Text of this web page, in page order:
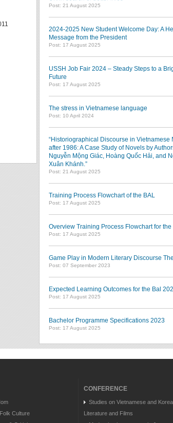
Post: 21 August 2025
2024-2025 New Student Welcome Day: A
Message from the President
Post: 17 August 2025
USSH Job Fair 2024 – Steady Steps to a
Future
Post: 17 August 2025
The stress in Vietnamese language
Post: 10 April 2024
“Historiographical Discourse in Vietnamese
after 1986: A Case Study of Novels by
Nguyễn Mộng Giác, Hoàng Quốc Hải, and
Xuân Khánh.”
Post: 21 August 2025
Training Process Flowchart of the BAL
Post: 17 August 2025
Overview Training Process Flowchart for the
Post: 17 August 2025
Game Play in Modern Literary Discourse
Post: 07 September 2023
Expected Learning Outcomes for the Bal
Post: 17 August 2025
Bachelor Programme Specifications 2023
Post: 17 August 2025
Culture
CONFERENCE
Studies on Vietnamese and
Literature and Films